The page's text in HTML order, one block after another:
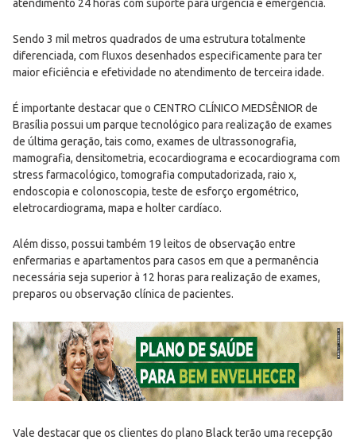
atendimento 24 horas com suporte para urgência e emergência.
Sendo 3 mil metros quadrados de uma estrutura totalmente
diferenciada, com fluxos desenhados especificamente para ter
maior eficiência e efetividade no atendimento de terceira idade.
É importante destacar que o CENTRO CLÍNICO MEDSÊNIOR de
Brasília possui um parque tecnológico para realização de exames
de última geração, tais como, exames de ultrassonografia,
mamografia, densitometria, ecocardiograma e ecocardiograma com
stress farmacológico, tomografia computadorizada, raio x,
endoscopia e colonoscopia, teste de esforço ergométrico,
eletrocardiograma, mapa e holter cardíaco.
Além disso, possui também 19 leitos de observação entre
enfermarias e apartamentos para casos em que a permanência
necessária seja superior à 12 horas para realização de exames,
preparos ou observação clínica de pacientes.
Vale destacar que os clientes do plano Black terão uma recepção